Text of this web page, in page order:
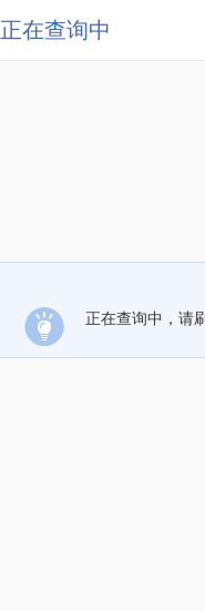
正在查询中
正在查询中，请